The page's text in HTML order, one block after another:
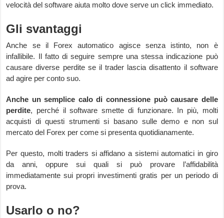
velocità del software aiuta molto dove serve un click immediato.
Gli svantaggi
Anche se il Forex automatico agisce senza istinto, non è
infallibile. Il fatto di seguire sempre una stessa indicazione può
causare diverse perdite se il trader lascia disattento il software
ad agire per conto suo.
Anche un semplice calo di connessione può causare delle
perdite, perché il software smette di funzionare. In più, molti
acquisti di questi strumenti si basano sulle demo e non sul
mercato del Forex per come si presenta quotidianamente.
Per questo, molti traders si affidano a sistemi automatici in giro
da anni, oppure sui quali si può provare l’affidabilità
immediatamente sui propri investimenti gratis per un periodo di
prova.
Usarlo o no?